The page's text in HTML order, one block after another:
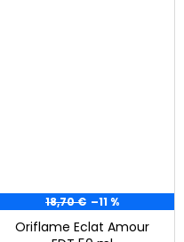
18,70 € –11 %
Oriflame Eclat Amour